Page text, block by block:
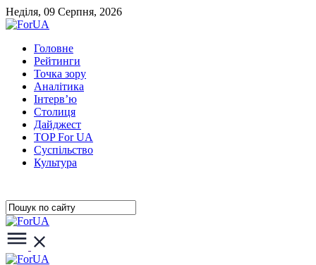
Неділя, 09 Серпня, 2026
Головне
Рейтинги
Точка зору
Аналітика
Інтерв’ю
Столиця
Дайджест
TOP For UA
Суспiльство
Культура